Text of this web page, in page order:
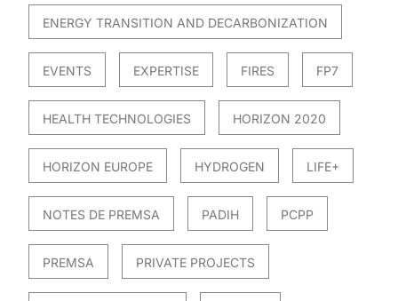
ENERGY TRANSITION AND DECARBONIZATION
EVENTS EXPERTISE FIRES FP7
HEALTH TECHNOLOGIES HORIZON 2020
HORIZON EUROPE HYDROGEN LIFE+
NOTES DE PREMSA PADIH PCPP
PREMSA PRIVATE PROJECTS